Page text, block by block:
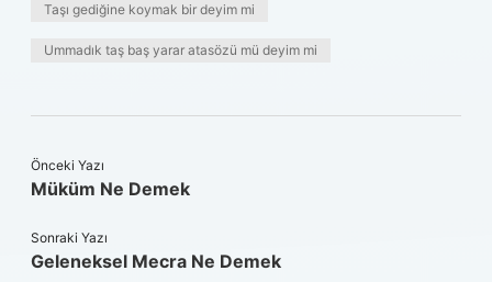
Taşı gediğine koymak bir deyim mi
Ummadık taş baş yarar atasözü mü deyim mi
Önceki Yazı
Müküm Ne Demek
Sonraki Yazı
Geleneksel Mecra Ne Demek